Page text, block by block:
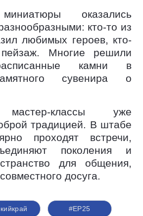
оказались
кто-то из
любимых героев, кто-
Многие решили
камни в
сувенира о
классы уже
традицией. В штабе
проходят встречи,
поколения и
для общения,
досуга.
#ЕР25